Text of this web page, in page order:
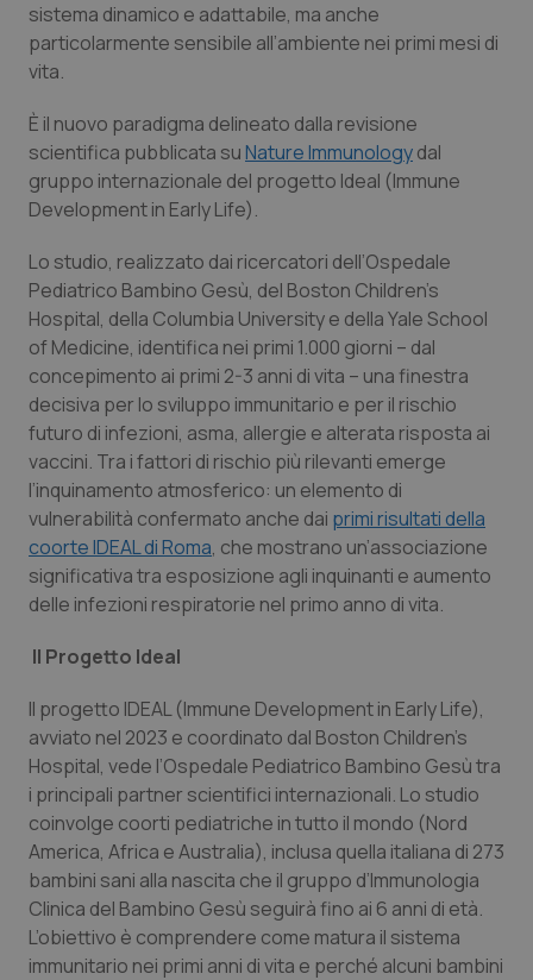
Emilia-Romagna
Lazio
Liguria
Lombardia
Marche
Molise
Piemonte
Provincia Autonoma di Bolzano
Provincia Autonoma di Trento
Puglia
Sardegna
Sicilia
Toscana
Umbria
Valle D’Aosta
Colesterolo & coronaropatie
Diabete & glucometri
Disturbi dell’umore
Dolore
Donna & Salute
Epatiti
HIV
Infezioni & Febbre
Ipertensione & Scompenso
Malattie rare
Malattia di Crohn & Rettocolite Ulcerosa
Neuroscienze & patologie neurodegenerative
Obesità
Oftalmologia
Oncodermatologia
sistema dinamico e adattabile, ma anche
particolarmente sensibile all’ambiente nei primi mesi di
vita.
È il nuovo paradigma delineato dalla revisione
scientifica pubblicata suNature Immunologydal
gruppo internazionale del progetto Ideal (Immune
Development in Early Life).
Lo studio, realizzato dai ricercatori dell’Ospedale
Pediatrico Bambino Gesù, del Boston Children’s
Hospital, della Columbia University e della Yale School
of Medicine, identifica nei primi 1.000 giorni – dal
concepimento ai primi 2-3 anni di vita – una finestra
decisiva per lo sviluppo immunitario e per il rischio
futuro di infezioni, asma, allergie e alterata risposta ai
vaccini. Tra i fattori di rischio più rilevanti emerge
l’inquinamento atmosferico: un elemento di
vulnerabilità confermato anche dai primi risultati della
coorte IDEAL di Roma, che mostrano un’associazione
significativa tra esposizione agli inquinanti e aumento
delle infezioni respiratorie nel primo anno di vita.
Il Progetto Ideal
Il progetto IDEAL (Immune Development in Early Life),
avviato nel 2023 e coordinato dal Boston Children’s
Hospital, vede l’Ospedale Pediatrico Bambino Gesù tra
i principali partner scientifici internazionali. Lo studio
coinvolge coorti pediatriche in tutto il mondo (Nord
America, Africa e Australia), inclusa quella italiana di 273
bambini sani alla nascita che il gruppo d’Immunologia
Clinica del Bambino Gesù seguirà fino ai 6 anni di età.
L’obiettivo è comprendere come matura il sistema
immunitario nei primi anni di vita e perché alcuni bambini